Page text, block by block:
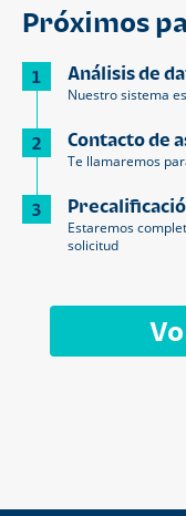
Próximos
1 Análisis de
Nuestro sistema
2 Contacto de
Te llamaremos
3
Estaremos
solicitud